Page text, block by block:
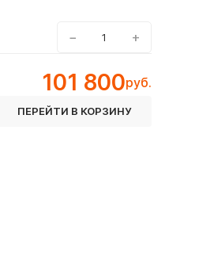
− +
101 800руб.
ПЕРЕЙТИ В КОРЗИНУ